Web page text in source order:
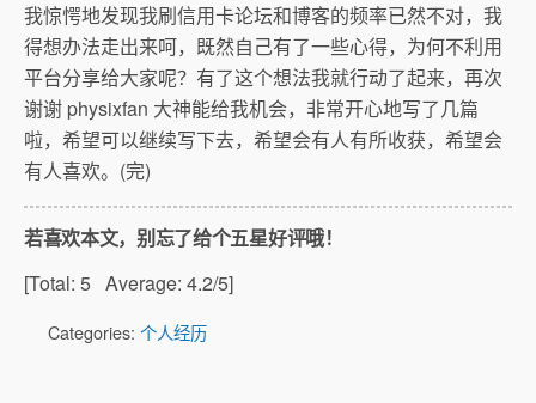
我惊愕地发现我刷信用卡论坛和博客的频率已然不对，我
得想办法走出来呵，既然自己有了一些心得，为何不利用
平台分享给大家呢？有了这个想法我就行动了起来，再次
谢谢 physixfan 大神能给我机会，非常开心地写了几篇
啦，希望可以继续写下去，希望会有人有所收获，希望会
有人喜欢。(完)
若喜欢本文，别忘了给个五星好评哦！
[Total: 5 Average: 4.2/5]
Categories: 个人经历